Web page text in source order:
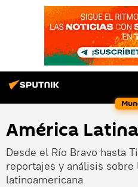
América Latina
Desde el Río Bravo hasta
reportajes y análisis sobre
latinoamericana